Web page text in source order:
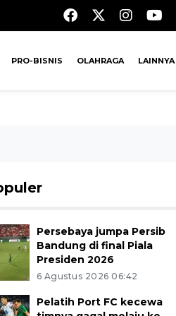
PRO-BISNIS OLAHRAGA LAINNYA
Persebaya jumpa Persib
Bandung di final Piala
Presiden 2026
6 Agustus 2026 06:42
Pelatih Port FC kecewa